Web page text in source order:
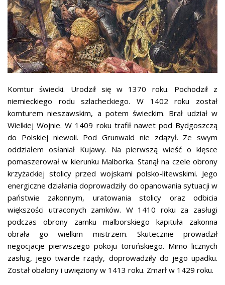
Komtur świecki. Urodził się w 1370 roku. Pochodził z
niemieckiego rodu szlacheckiego. W 1402 roku został
komturem nieszawskim, a potem świeckim. Brał udział w
Wielkiej Wojnie. W 1409 roku trafił nawet pod Bydgoszczą
do Polskiej niewoli. Pod Grunwald nie zdążył. Ze swym
oddziałem osłaniał Kujawy. Na pierwszą wieść o klęsce
pomaszerował w kierunku Malborka. Stanął na czele obrony
krzyżackiej stolicy przed wojskami polsko-litewskimi. Jego
energiczne działania doprowadziły do opanowania sytuacji w
państwie zakonnym, uratowania stolicy oraz odbicia
większości utraconych zamków. W 1410 roku za zasługi
podczas obrony zamku malborskiego kapituła zakonna
obrała go wielkim mistrzem. Skutecznie prowadził
negocjacje pierwszego pokoju toruńskiego. Mimo licznych
zasług, jego twarde rządy, doprowadziły do jego upadku.
Został obalony i uwięziony w 1413 roku. Zmarł w 1429 roku.